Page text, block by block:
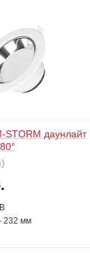
STORM даунлайт
232 мм